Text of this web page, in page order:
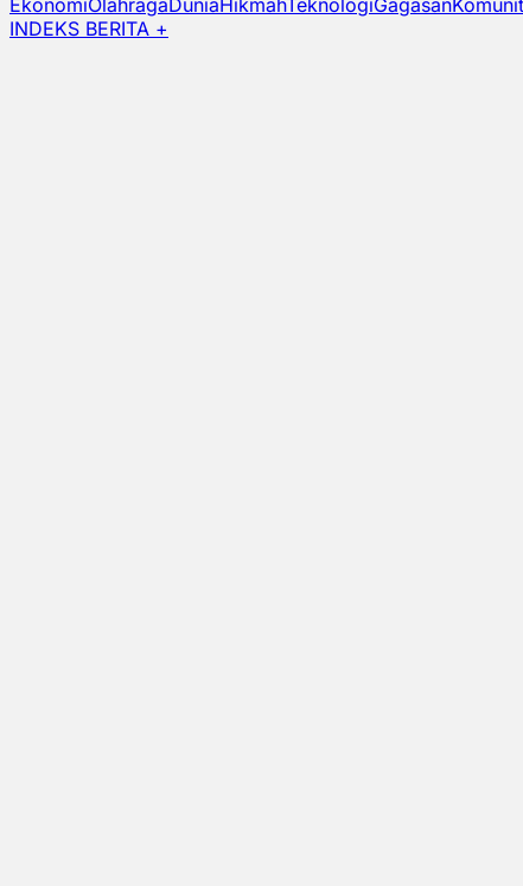
EkonomiOlahragaDuniaHikmahTeknologiGagasan
INDEKS BERITA +